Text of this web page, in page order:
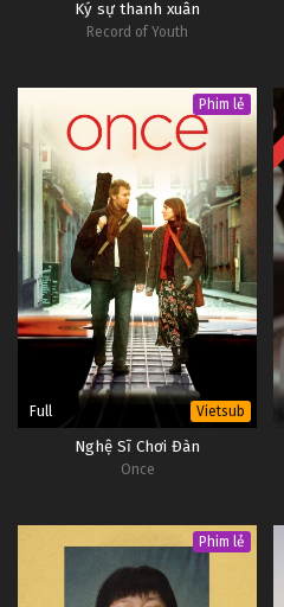
Ký sự thanh xuân
Record of Youth
Phim lẻ
Full Vietsub
Nghệ Sĩ Chơi Đàn
Once
Phim lẻ